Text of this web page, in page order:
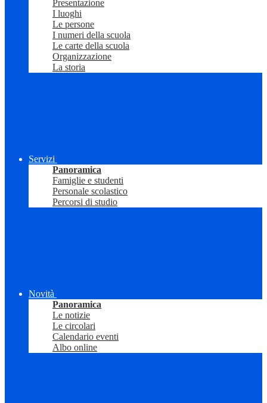
Presentazione
I luoghi
Le persone
I numeri della scuola
Le carte della scuola
Organizzazione
La storia
Servizi
Panoramica
Famiglie e studenti
Personale scolastico
Percorsi di studio
Novità
Panoramica
Le notizie
Le circolari
Calendario eventi
Albo online